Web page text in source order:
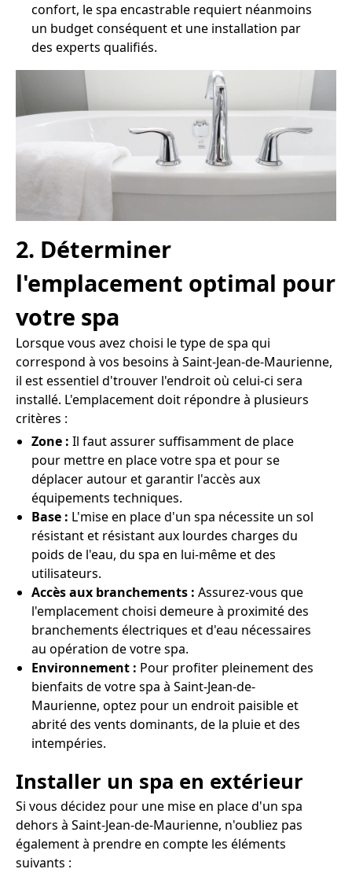
confort, le spa encastrable requiert néanmoins
un budget conséquent et une installation par
des experts qualifiés.
2. Déterminer
l'emplacement optimal pour
votre spa
Lorsque vous avez choisi le type de spa qui
correspond à vos besoins à Saint-Jean-de-Maurienne,
il est essentiel d'trouver l'endroit où celui-ci sera
installé. L'emplacement doit répondre à plusieurs
critères :
Zone : Il faut assurer suffisamment de place
pour mettre en place votre spa et pour se
déplacer autour et garantir l'accès aux
équipements techniques.
Base : L'mise en place d'un spa nécessite un sol
résistant et résistant aux lourdes charges du
poids de l'eau, du spa en lui-même et des
utilisateurs.
Accès aux branchements : Assurez-vous que
l'emplacement choisi demeure à proximité des
branchements électriques et d'eau nécessaires
au opération de votre spa.
Environnement : Pour profiter pleinement des
bienfaits de votre spa à Saint-Jean-de-
Maurienne, optez pour un endroit paisible et
abrité des vents dominants, de la pluie et des
intempéries.
Installer un spa en extérieur
Si vous décidez pour une mise en place d'un spa
dehors à Saint-Jean-de-Maurienne, n'oubliez pas
également à prendre en compte les éléments
suivants :